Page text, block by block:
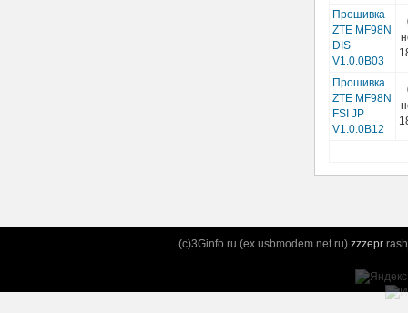
Прошивка
ZTE MF98N
DIS
V1.0.0B03
Прошивка
ZTE MF98N
FSI JP
V1.0.0B12
(c)3Ginfo.ru (ex usbmodem.net.ru) zzzepr